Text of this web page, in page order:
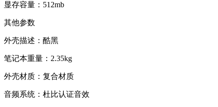
显存容量：512mb
其他参数
外壳描述：酷黑
笔记本重量：2.35kg
外壳材质：复合材质
音频系统：杜比认证音效